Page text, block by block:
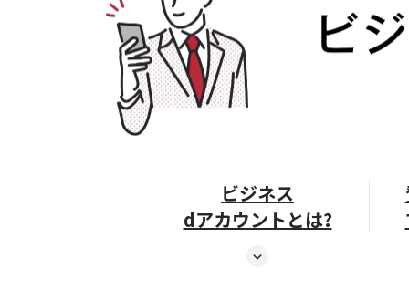
ビジネス
dアカウントとは?